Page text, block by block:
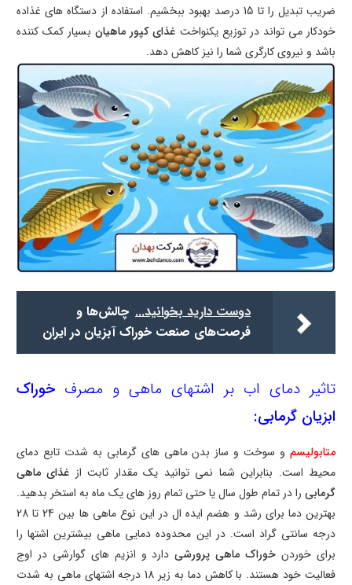
ضریب تبدیل را تا 15درصد بهبود ببخشیم. استفاده از دستگاه های غذاده
خودکار می تواند در توزیع یکنواخت غذای کپور ماهیانبسیار کمک کننده
باشد و نیروی کارگری شما را نیز کاهش دهد.
دوست دارید بخوانید... چالش‌ها و
فرصت‌های صنعت خوراک آبزیان در ایران
تاثیر دمای اب بر اشتهای ماهی و مصرف خوراک
ابزیان گرمابی:
متابولیسم و سوخت و ساز بدن ماهی های گرمابی به شدت تابع دمای
محیط است. بنابراین شما نمی توانید یک مقدار ثابت از غذای ماهی
گرمابی را در تمام طول سال یا حتی تمام روز های یک ماه به استخر بدهید.
بهترین دما برای رشد و هضم ایده ال در این نوع ماهی ها بین 24تا 28
درجه سانتی گراد است. در این محدوده دمایی ماهی بیشترین اشتها را
برای خوردن خوراک ماهی پرورشیدارد و انزیم های گوارشی در اوج
فعالیت خود هستند. با کاهش دما به زیر 18درجه اشتهای ماهی به شدت